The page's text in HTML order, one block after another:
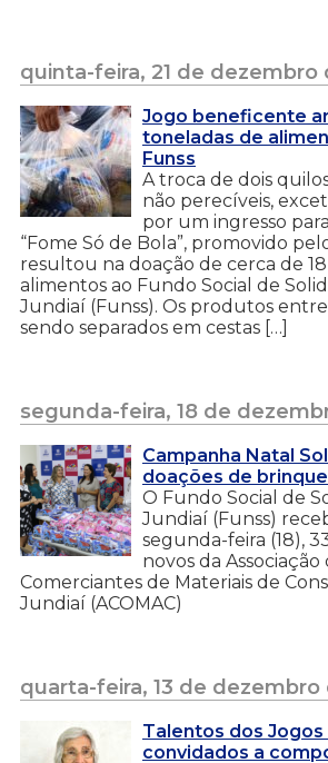
quinta-feira, 21 de dezembro
Jogo beneficente
toneladas de
Funss
A troca de dois
não perecíveis,
por um ingresso
“Fome Só de Bola”, promovido
resultou na doação de cerca de
alimentos ao Fundo Social de
Jundiaí (Funss). Os produtos
sendo separados em cestas […]
segunda-feira, 18 de
Campanha Natal
doações de
O Fundo Social de
Jundiaí (Funss)
segunda-feira (18),
novos da Associação
Comerciantes de Materiais de
Jundiaí (ACOMAC)
quarta-feira, 13 de dezembro
Talentos dos Jogos
convidados a